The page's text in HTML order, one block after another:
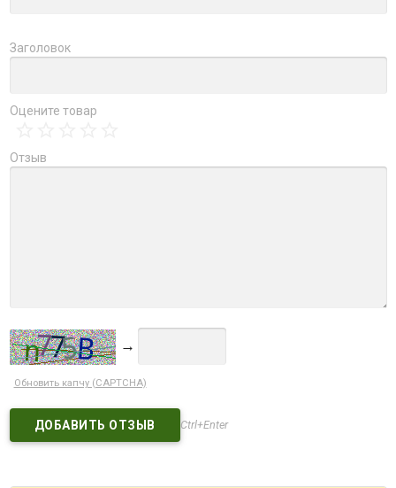
Заголовок
Оцените товар
Отзыв
→
Обновить капчу (CAPTCHA)
Ctrl+Enter